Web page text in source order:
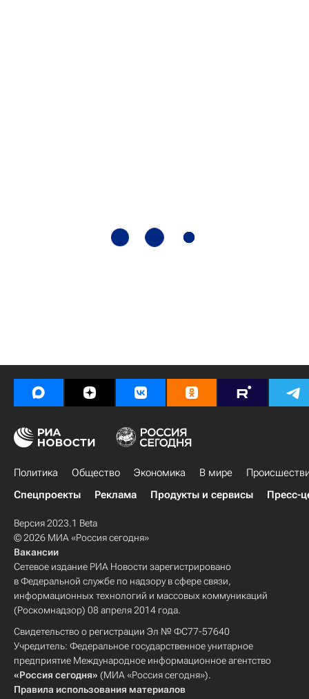
Политика Общество Экономика В мире
Спецпроекты
Реклама Продукты и сервисы Пресс-
Версия 2023.1 Beta
© 2026 МИА «Россия сегодня»
Вакансии
Сетевое издание РИА Новости зарегистрировано
в Федеральной службе по надзору в сфере связи,
информационных технологий и массовых коммуникаций
(Роскомнадзор) 08 апреля 2014 года.
Свидетельство о регистрации Эл № ФС77-57640
Учредитель: Федеральное государственное унитарное
предприятие Международное информационное агентство
«Россия сегодня» (МИА «Россия сегодня»).
Правила использования материалов